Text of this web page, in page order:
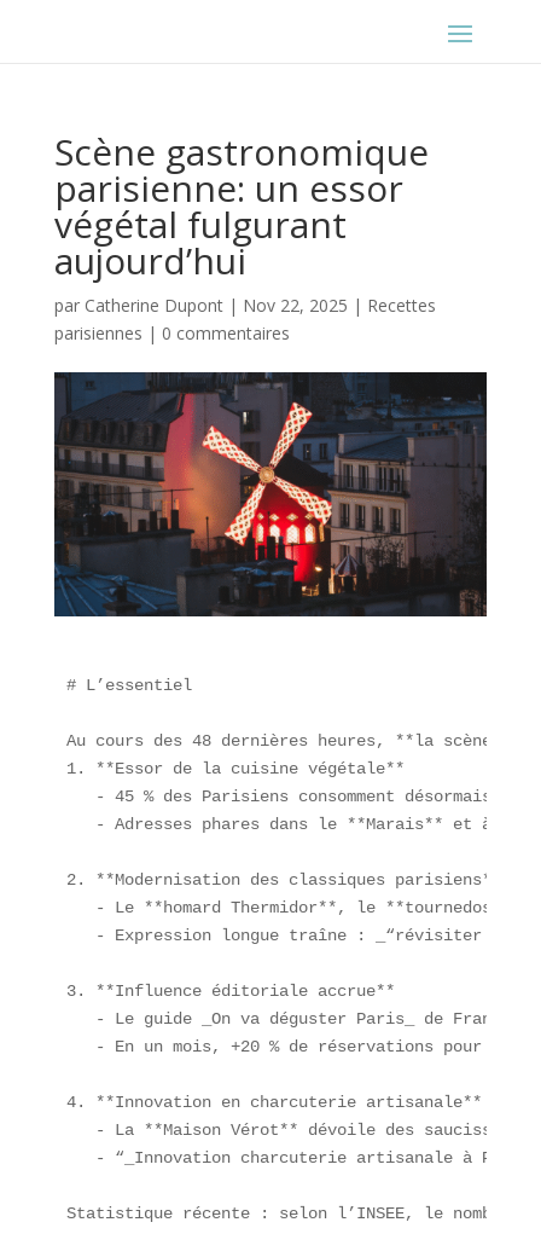
Scène gastronomique
parisienne: un essor
végétal fulgurant
aujourd’hui
par Catherine Dupont| Nov 22, 2025 | Recettes
parisiennes | 0 commentaires
# L’essentiel
Au cours des 48 dernières heures, **la scène
1. **Essor de la cuisine végétale**
- 45 % des Parisiens consomment désormais
- Adresses phares dans le **Marais** et à
2. **Modernisation des classiques parisiens**
- Le **homard Thermidor**, le **tournedos
- Expression longue traîne : _“révisiter
3. **Influence éditoriale accrue**
- Le guide _On va déguster Paris_ de
- En un mois, +20 % de réservations pour
4. **Innovation en charcuterie artisanale**
- La **Maison Vérot** dévoile des
- “_Innovation charcuterie artisanale à
Statistique récente : selon l’INSEE, le nombre